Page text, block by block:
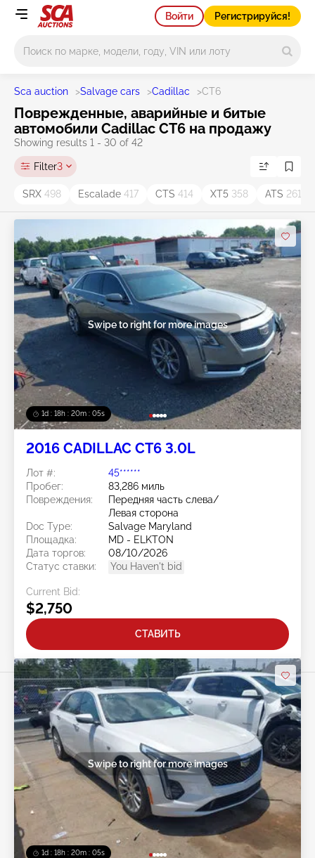
Войти Регистрируйся!
Sca auction >Salvage cars >Cadillac >CT6
Поврежденные, аварийные и битые
автомобили Cadillac CT6 на продажу
Showing results 1 - 30 of 42
Filter3
SRX 498 Escalade 417 CTS 414 XT5 358 ATS 261
1d : 18h : 20m : 02s
Swipe to right for more images
2016 CADILLAC CT6 3.0L
Лот #:
45******
Пробег:
83,286 миль
Повреждения:
Передняя часть слева/
Левая сторона
Doc Type:
Salvage Maryland
Площадка:
MD - ELKTON
Дата торгов:
08/10/2026
Статус ставки:
You Haven't bid
Current Bid:
$2,750
СТАВИТЬ
1d : 18h : 20m : 02s
Swipe to right for more images